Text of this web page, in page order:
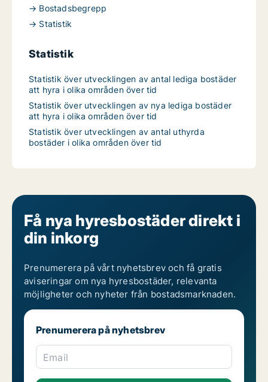
→ Bostadsbegrepp
→ Statistik
Statistik
Statistik över utvecklingen av antal lediga bostäder
att hyra i olika områden över tid
Statistik över utvecklingen av nya lediga bostäder
att hyra i olika områden över tid
Statistik över utvecklingen av antal uthyrda
bostäder i olika områden över tid
Få nya hyresbostäder direkt i
din inkorg
Prenumerera på vårt nyhetsbrev och få gratis
aviseringar om nya hyresbostäder, relevanta
möjligheter och nyheter från bostadsmarknaden.
Prenumerera på nyhetsbrev
Email